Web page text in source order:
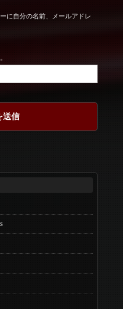
に自分の名前、メールアドレ